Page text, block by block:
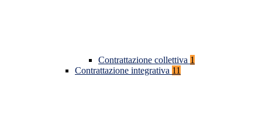
Contrattazione collettiva 1
Contrattazione integrativa 11